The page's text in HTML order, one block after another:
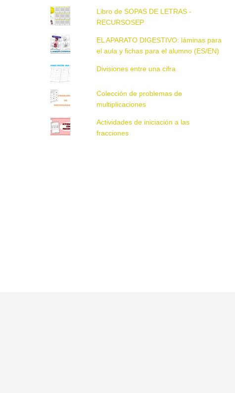
Libro de SOPAS DE LETRAS -
RECURSOSEP
EL APARATO DIGESTIVO: láminas para
el aula y fichas para el alumno (ES/EN)
Divisiones entre una cifra
Colección de problemas de
multiplicaciones
Actividades de iniciación a las
fracciones